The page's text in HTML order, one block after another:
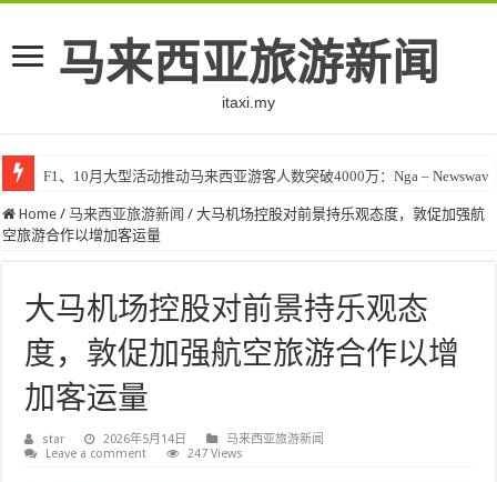
马来西亚旅游新闻
itaxi.my
F1、10月大型活动推动马来西亚游客人数突破4000万：Nga – Newswav
Klook客路将印度和中东创作者聚集在马来西亚 – TravelBiz Monitor
Home / 马来西亚旅游新闻 / 大马机场控股对前景持乐观态度，敦促加强航
空旅游合作以增加客运量
大马机场控股对前景持乐观态
度，敦促加强航空旅游合作以增
加客运量
star 2026年5月14日
马来西亚旅游新闻
Leave a comment
247 Views